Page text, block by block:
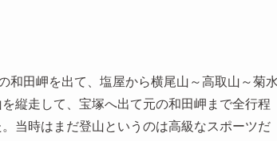
和田岬を出て、塩屋から横尾山～高取山～菊
縦走して、宝塚へ出て元の和田岬まで全行程
当時はまだ登山というのは高級なスポーツだ